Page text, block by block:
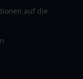
auf die